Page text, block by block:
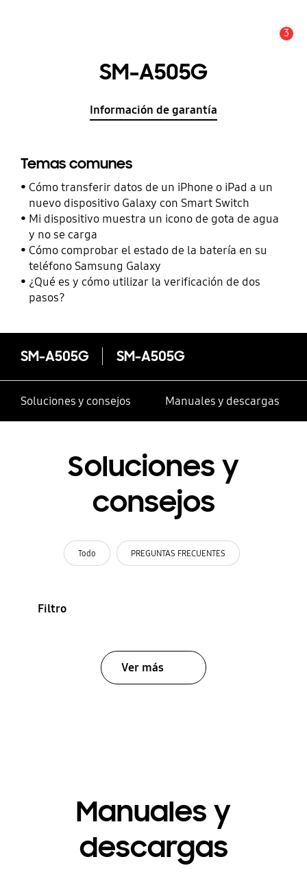
3
SM-A505G
Información de garantía
Temas comunes
Cómo transferir datos de un iPhone o iPad a un
nuevo dispositivo Galaxy con Smart Switch
Mi dispositivo muestra un icono de gota de agua
y no se carga
Cómo comprobar el estado de la batería en su
teléfono Samsung Galaxy
¿Qué es y cómo utilizar la verificación de dos
pasos?
SM-A505G SM-A505G
Soluciones y consejos Manuales y descargas
Soluciones y
consejos
Todo PREGUNTAS FRECUENTES
Filtro
Ver más
Manuales y
descargas